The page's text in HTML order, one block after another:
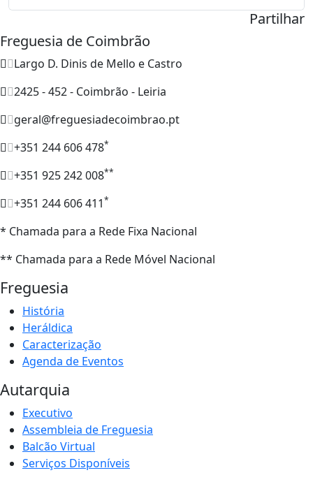
Partilhar
Freguesia de Coimbrão
Largo D. Dinis de Mello e Castro
2425 - 452 - Coimbrão - Leiria
geral@freguesiadecoimbrao.pt
+351 244 606 478*
+351 925 242 008**
+351 244 606 411*
* Chamada para a Rede Fixa Nacional
** Chamada para a Rede Móvel Nacional
Freguesia
História
Heráldica
Caracterização
Agenda de Eventos
Autarquia
Executivo
Assembleia de Freguesia
Balcão Virtual
Serviços Disponíveis